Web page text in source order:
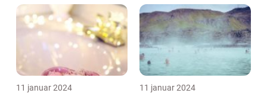
11 januar 2024 11 januar 2024